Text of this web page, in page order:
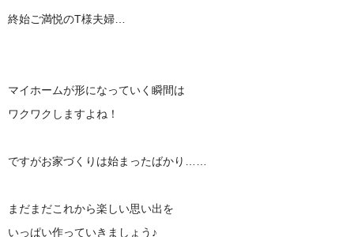
終始ご満悦のT様夫婦…
マイホームが形になっていく瞬間は
ワクワクしますよね！
ですがお家づくりは始まったばかり……
まだまだこれから楽しい思い出を
いっぱい作っていきましょう♪